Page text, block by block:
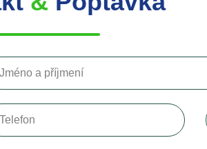
a příjmení